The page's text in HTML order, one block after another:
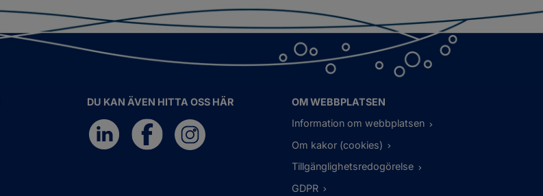
DU KAN ÄVEN HITTA OSS HÄR
OM WEBBPLATSEN
Information om webbplatsen
Om kakor (cookies)
Tillgänglighetsredogörelse
GDPR